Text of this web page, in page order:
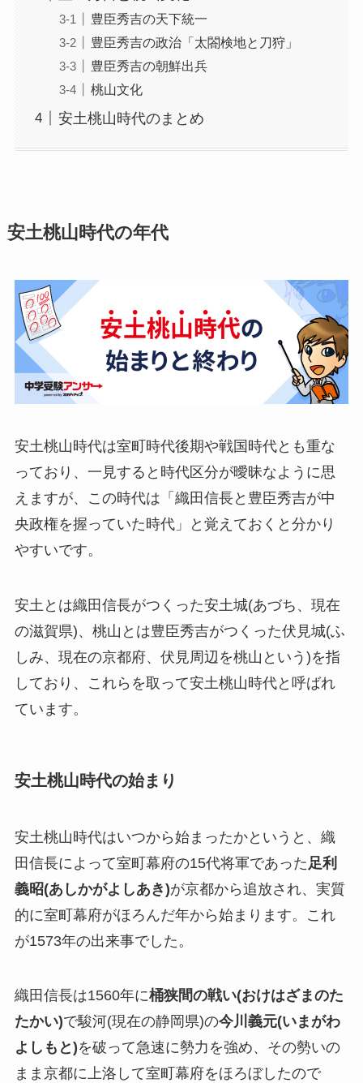
豊臣秀吉の天下統一
豊臣秀吉の政治「太閤検地と刀狩」
豊臣秀吉の朝鮮出兵
桃山文化
安土桃山時代のまとめ
安土桃山時代の年代
安土桃山時代は室町時代後期や戦国時代とも重な
っており、一見すると時代区分が曖昧なように思
えますが、この時代は「織田信長と豊臣秀吉が中
央政権を握っていた時代」と覚えておくと分かり
やすいです。
安土とは織田信長がつくった安土城(あづち、現在
の滋賀県)、桃山とは豊臣秀吉がつくった伏見城(ふ
しみ、現在の京都府、伏見周辺を桃山という)を指
しており、これらを取って安土桃山時代と呼ばれ
ています。
安土桃山時代の始まり
安土桃山時代はいつから始まったかというと、織
田信長によって室町幕府の15代将軍であった 足利
義昭(あしかがよしあき)が京都から追放され、実質
的に室町幕府がほろんだ年から始まります。これ
が1573年の出来事でした。
織田信長は1560年に桶狭間の戦い(おけはざまのた
たかい)で駿河(現在の静岡県)の今川義元(いまがわ
よしもと)を破って急速に勢力を強め、その勢いの
まま京都に上洛して室町幕府をほろぼしたので